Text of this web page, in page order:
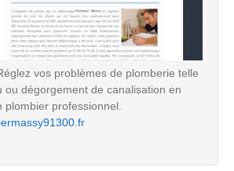
vos problèmes de plomberie telle
ou dégorgement de canalisation en
professionnel.